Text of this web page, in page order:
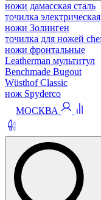
ножи дамасская сталь
точилка электрическая
ножи Золинген
точилка для ножей
ножи фронтальные
Leatherman мультитул
Benchmade Bugout
Wüsthof Classic
нож Spyderco
МОСКВА